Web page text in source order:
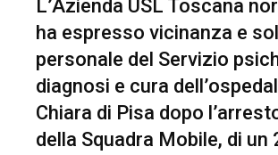
L’Azienda USL Toscana
ha espresso vicinanza e
personale del Servizio
diagnosi e cura
Chiara di Pisa dopo
della Squadra Mobile, di un